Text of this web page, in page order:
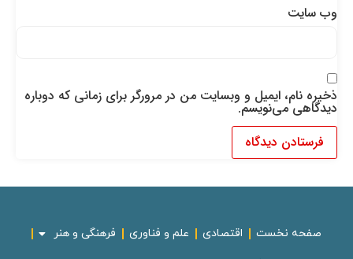
وب‌ سایت
ذخیره نام، ایمیل و وبسایت من در مرورگر برای زمانی که دوباره
دیدگاهی می‌نویسم.
صفحه نخست اقتصادی علم و فناوری فرهنگی و هنر